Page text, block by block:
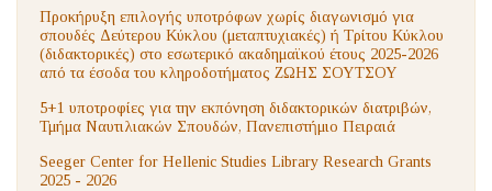
Προκήρυξη επιλογής υποτρόφων χωρίς διαγωνισμό για
σπουδές Δεύτερου Κύκλου (μεταπτυχιακές) ή Τρίτου Κύκλου
(διδακτορικές) στο εσωτερικό ακαδημαϊκού έτους 2025-2026
από τα έσοδα του κληροδοτήματος ΖΩΗΣ ΣΟΥΤΣΟΥ
5+1 υποτροφίες για την εκπόνηση διδακτορικών διατριβών,
Τμήμα Ναυτιλιακών Σπουδών, Πανεπιστήμιο Πειραιά
Seeger Center for Hellenic Studies Library Research Grants
2025 - 2026